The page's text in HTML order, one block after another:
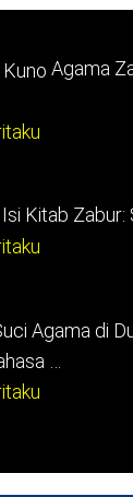
Agama
Isi Kitab Zabur:
…